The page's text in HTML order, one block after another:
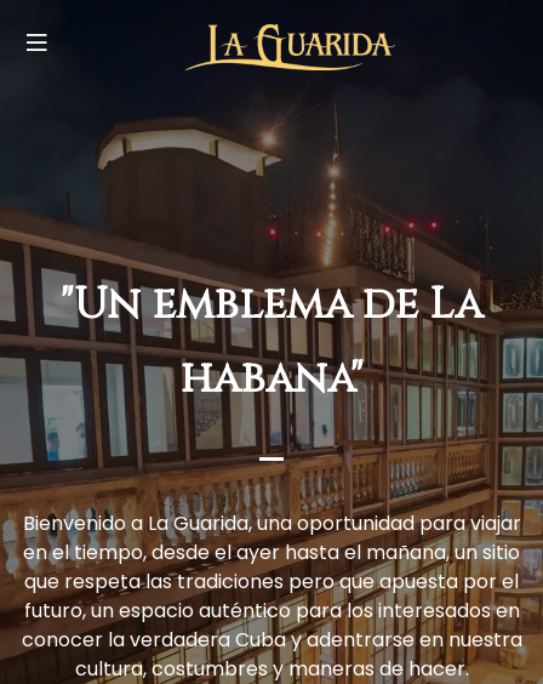
"Un emblema de La
habana"
Bienvenido a La Guarida, una oportunidad para viajar
en el tiempo, desde el ayer hasta el mañana, un sitio
que respeta las tradiciones pero que apuesta por el
futuro, un espacio auténtico para los interesados en
conocer la verdadera Cuba y adentrarse en nuestra
cultura, costumbres y maneras de hacer.